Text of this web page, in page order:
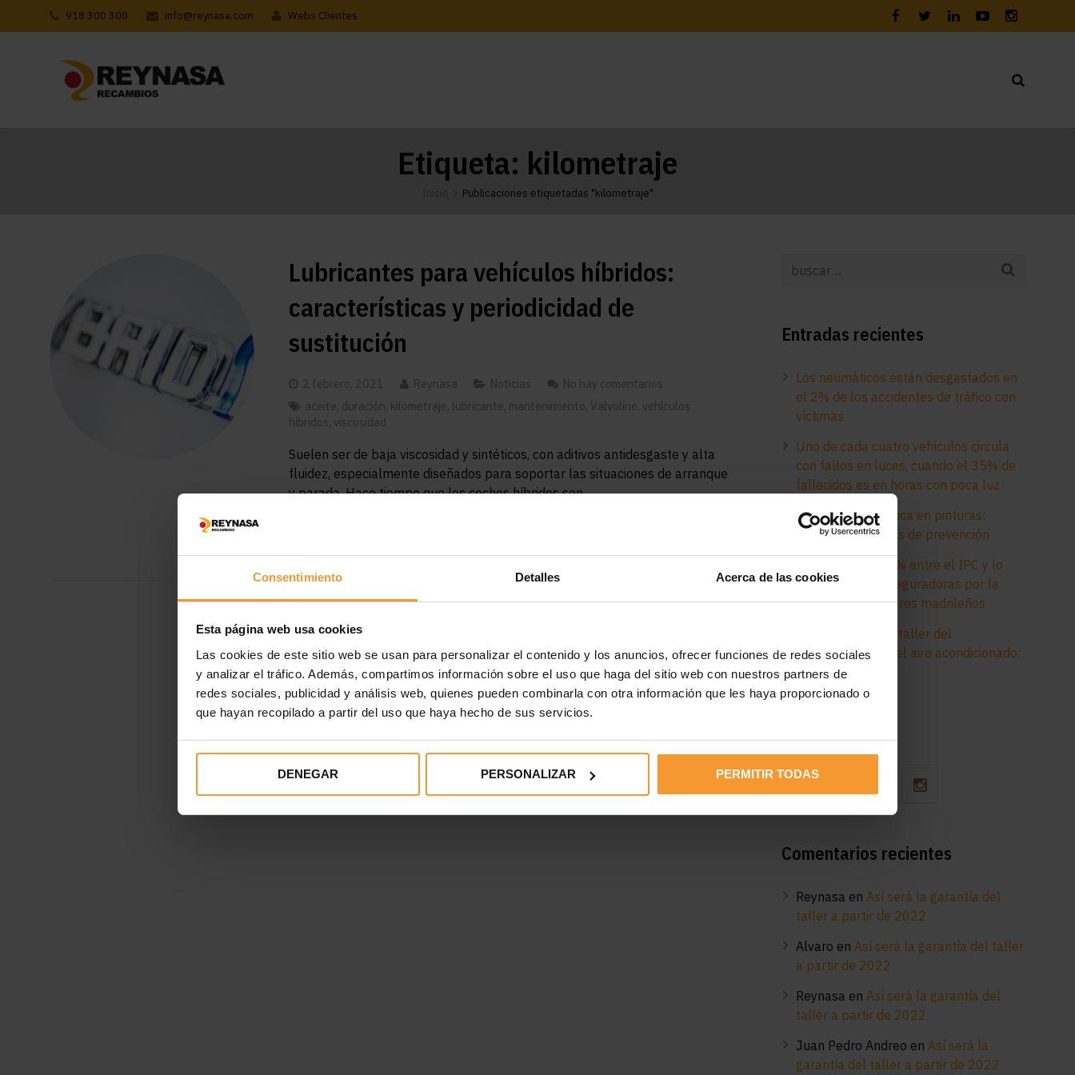
Consentimiento Detalles Acerca de las cookies
Esta página web usa cookies
Las cookies de este sitio web se usan para personalizar el contenido y los anuncios, ofrecer funciones de redes sociales
y analizar el tráfico. Además, compartimos información sobre el uso que haga del sitio web con nuestros partners de
redes sociales, publicidad y análisis web, quienes pueden combinarla con otra información que les haya proporcionado o
que hayan recopilado a partir del uso que haya hecho de sus servicios.
DENEGAR PERSONALIZAR PERMITIR TODAS
918 300 300 info@reynasa.com Webs Clientes
Etiqueta: kilometraje
Publicaciones etiquetadas "kilometraje"
Lubricantes para vehículos híbridos:
características y periodicidad de
sustitución
2 febrero, 2021 Reynasa Noticias
No hay comentarios
aceite, duración, kilometraje, lubricante, mantenimiento, Valvoline, vehículos
híbridos, viscosidad
Suelen ser de baja viscosidad y sintéticos, con aditivos antidesgaste y alta
fluidez, especialmente diseñados para soportar las situaciones de arranque
y parada. Hace tiempo que los coches híbridos son…
Entradas recientes
Los neumáticos están desgastados en
el 2% de los accidentes de tráfico con
víctimas
Uno de cada cuatro vehículos circula
con fallos en luces, cuando el 35% de
fallecidos es en horas con poca luz
Electricidad estática en pinturas:
peligros y medidas de prevención
Desfase del 45,1% entre el IPC y lo
que pagan las aseguradoras por la
pintura a los talleres madrileños
Diagnóstico en el taller del
funcionamiento del aire acondicionado:
consejos clave
Síguenos
Comentarios recientes
Reynasa en Así será la garantía del
taller a partir de 2022
Alvaro en Así será la garantía del taller
a partir de 2022
Reynasa en Así será la garantía del
taller a partir de 2022
Juan Pedro Andreo en Así será la
garantía del taller a partir de 2022